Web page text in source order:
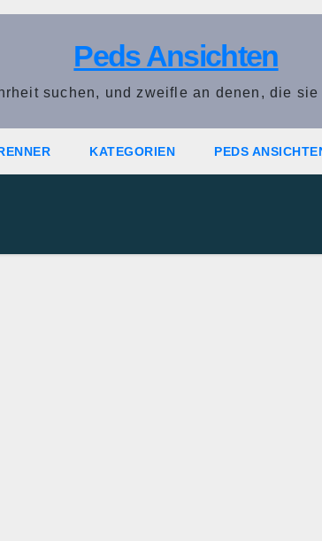
Peds Ansichten
suchen, und zweifle an denen, die
KATEGORIEN PEDS